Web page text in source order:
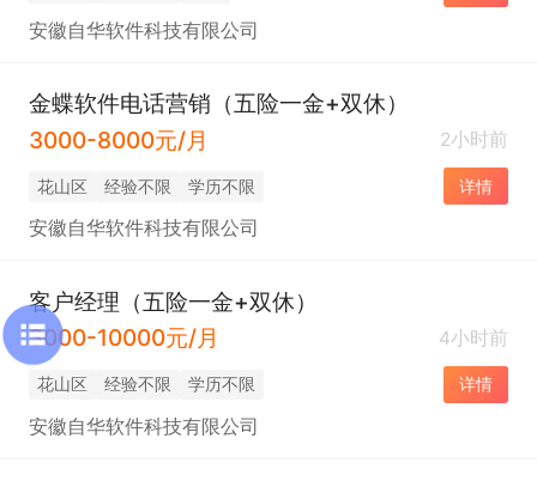
安徽自华软件科技有限公司
金蝶软件电话营销（五险一金+双休）
3000-8000元/月
2小时前
花山区 经验不限 学历不限 详情
安徽自华软件科技有限公司
客户经理（五险一金+双休）
3000-10000元/月
4小时前
花山区 经验不限 学历不限 详情
安徽自华软件科技有限公司